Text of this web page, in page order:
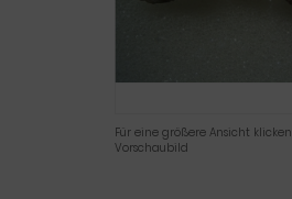
Für eine größere Ansicht
Vorschaubild